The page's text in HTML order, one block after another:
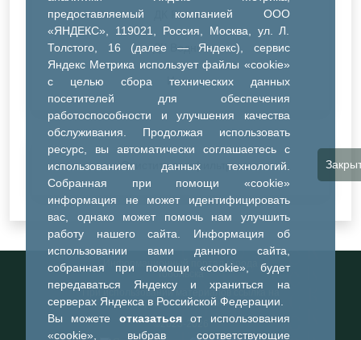
предоставляемый компанией ООО
«ЯНДЕКС», 119021, Россия, Москва, ул. Л.
Толстого, 16 (далее — Яндекс), сервис
Яндекс Метрика использует файлы «cookie»
с целью сбора технических данных
посетителей для обеспечения
работоспособности и улучшения качества
обслуживания. Продолжая использовать
ресурс, вы автоматически соглашаетесь с
использованием данных технологий.
Собранная при помощи «cookie»
информация не может идентифицировать
вас, однако может помочь нам улучшить
работу нашего сайта. Информация об
использовании вами данного сайта,
собранная при помощи «cookie», будет
передаваться Яндексу и храниться на
серверах Яндекса в Российской Федерации.
Вы можете отказатьсяот использования
«cookie», выбрав соответствующие
ДК Речник
ДК Водник
Иное
Очистить все фильтры
Информационный портал города
Тобольска
При использовании материалов ссылка на
портал обязательна
©2023-2026